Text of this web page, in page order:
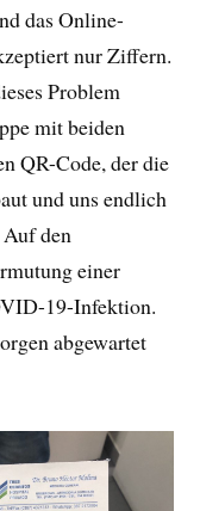
das Online-
nur Ziffern.
Problem
mit beiden
QR-Code, der die
und uns endlich
den
einer
19-Infektion.
abgewartet